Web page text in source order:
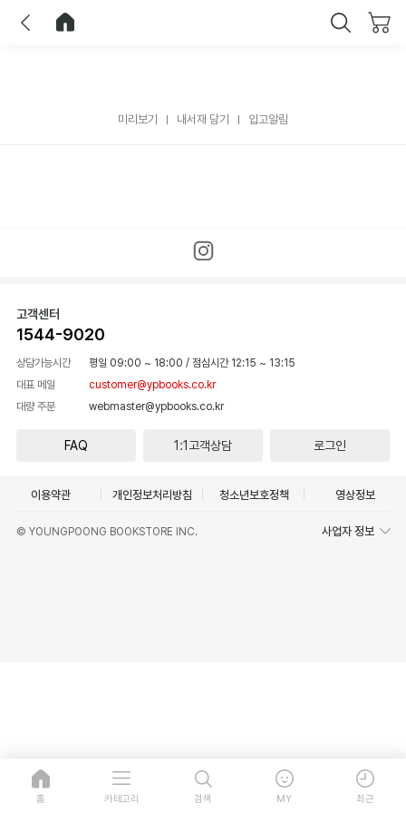
미리보기 내서재 담기 입고알림
고객센터
1544-9020
상담가능시간 평일 09:00 ~ 18:00 / 점심시간 12:15 ~ 13:15
대표 메일
customer@ypbooks.co.kr
대량 주문
webmaster@ypbooks.co.kr
FAQ 1:1고객상담 로그인
이용약관 개인정보처리방침 청소년보호정책 영상정보
© YOUNGPOONG BOOKSTORE INC. 사업자 정보
홈 카테고리 검색 MY 최근